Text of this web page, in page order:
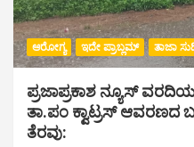
ಆರೋಗ್ಯ ಇದೇ ಪ್ರಾಬ್ಲಮ್ ತಾಜಾ
ಪ್ರಜಾಪ್ರಕಾಶ ನ್ಯೂಸ್ ವರದಿಯ
ತಾ.ಪಂ ಕ್ವಾಟ್ರಸ್
ತೆರವು: